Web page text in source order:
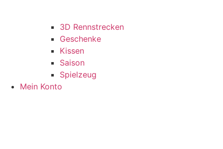
3D Rennstrecken
Geschenke
Kissen
Saison
Spielzeug
Mein Konto